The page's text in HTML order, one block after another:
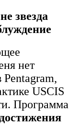
звезда
нет
Pentagram,
USCIS
Программа